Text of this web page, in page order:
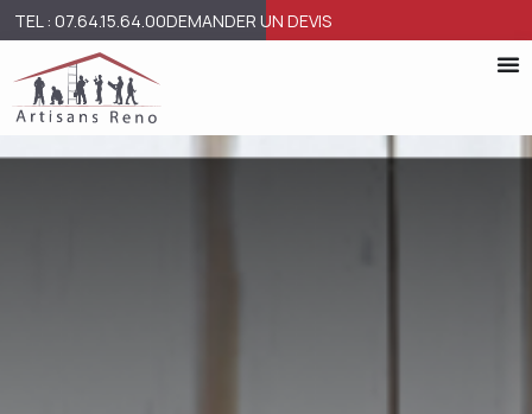
TEL : 07.64.15.64.00DEMANDER UN DEVIS